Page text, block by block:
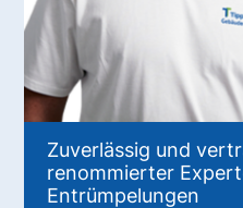
Zuverlässig und
renommierter
Entrümpelungen